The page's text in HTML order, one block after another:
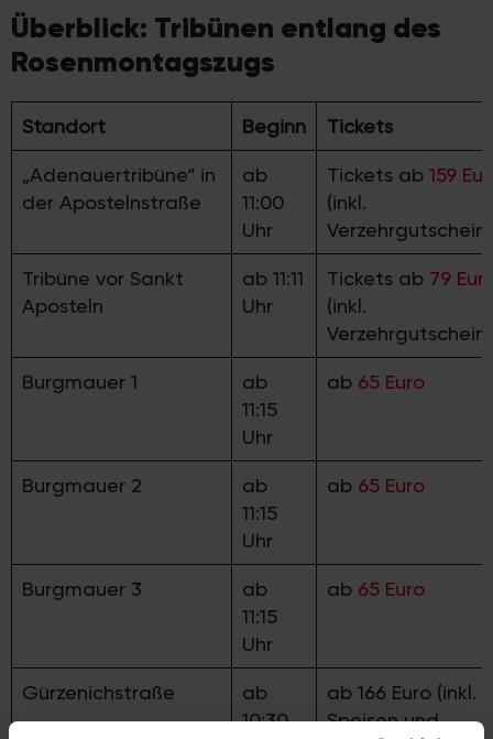
Überblick: Tribünen entlang des
Rosenmontagszugs
Standort Beginn Tickets
„Adenauertribüne“ in
der Apostelnstraße
ab
11:00
Uhr
Tickets ab 159
(inkl.
Verzehrgutschein)
Tribüne vor Sankt
Aposteln
ab 11:11
Uhr
Tickets ab 79
(inkl.
Verzehrgutschein)
Burgmauer 1
ab
11:15
Uhr
ab 65 Euro
Burgmauer 2
ab
11:15
Uhr
ab 65 Euro
Burgmauer 3
ab
11:15
Uhr
ab 65 Euro
Gürzenichstraße
ab
10:30
ab 166 Euro (inkl.
Speisen und